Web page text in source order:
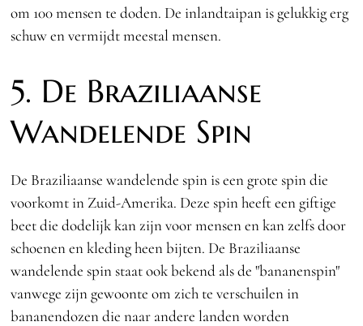
om 100 mensen te doden. De inlandtaipan is gelukkig erg
schuw en vermijdt meestal mensen.
5. De Braziliaanse
Wandelende Spin
De Braziliaanse wandelende spin is een grote spin die
voorkomt in Zuid-Amerika. Deze spin heeft een giftige
beet die dodelijk kan zijn voor mensen en kan zelfs door
schoenen en kleding heen bijten. De Braziliaanse
wandelende spin staat ook bekend als de "bananenspin"
vanwege zijn gewoonte om zich te verschuilen in
bananendozen die naar andere landen worden